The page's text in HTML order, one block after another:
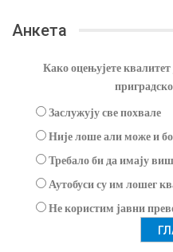
Анкета
Како оцењујете
Заслужују све похвале
Није лоше али може и
Требало би да имају
Аутобуси су им лошег
Не користим јавни